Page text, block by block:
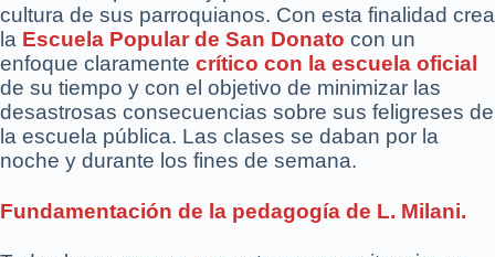
cultura de sus parroquianos. Con esta finalidad crea
la Escuela Popular de San Donato con un
enfoque claramente crítico con la escuela oficial
de su tiempo y con el objetivo de minimizar las
desastrosas consecuencias sobre sus feligreses de
la escuela pública. Las clases se daban por la
noche y durante los fines de semana.
Fundamentación de la pedagogía de L. Milani.